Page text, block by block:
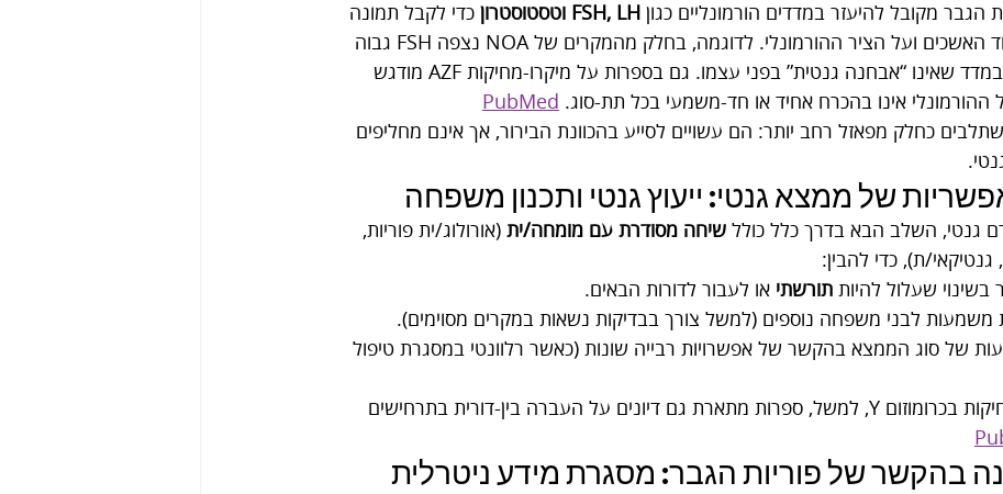
הגבר מקובל להיעזר במדדים הורמונליים כגון FSH, LH וטסטוסטרון
כדי לקבל תמונה
עקיפה על תפקוד האשכים ועל הציר ההורמונלי. לדוגמה, בחלק מהמקרים של NOA נצפה FSH גבוה
יותר, אך מדובר במדד שאינו “אבחנה גנטית” בפני עצמו. גם בספרות על מיקרו-מחיקות AZF מודגש
אינו בהכרח אחיד או חד-משמעי בכל תת-סוג. PubMed
כחלק מפאזל רחב יותר: הם עשויים לסייע בהכוונת הבירור, אך אינם מחליפים
של ממצא גנטי: ייעוץ גנטי ותכנון משפחה
גנטי, השלב הבא בדרך כלל כולל שיחה מסודרת עם מומחה/ית (אורולוג/ית פוריות,
גנטיקאי/ת), כדי להבין:
שעלול להיות תורשתי או לעבור לדורות הבאים.
משמעות לבני משפחה נוספים (למשל צורך בבדיקות נשאות במקרים מסוימים).
של סוג הממצא בהקשר של אפשרויות רבייה שונות (כאשר רלוונטי במסגרת טיפול
בנושא מיקרו-מחיקות בכרומוזום Y, למשל, ספרות מתארת גם דיונים על העברה בין-דורית בתרחישים
בהקשר של פוריות הגבר: מסגרת מידע ניטרלית